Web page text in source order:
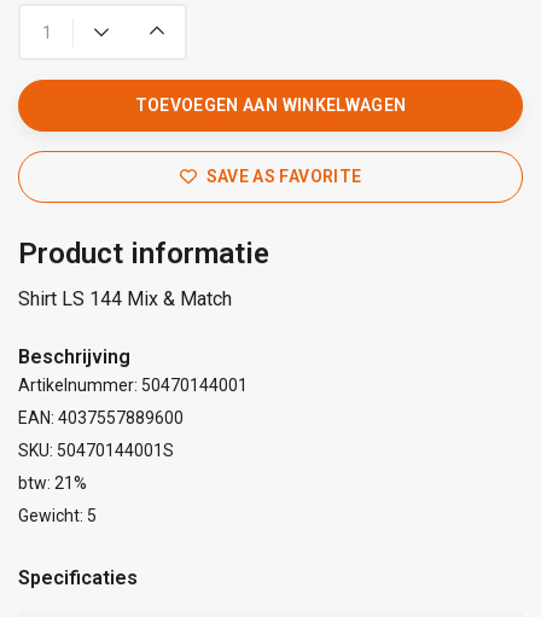
TOEVOEGEN AAN WINKELWAGEN
SAVE AS FAVORITE
Product informatie
Shirt LS 144 Mix & Match
Beschrijving
Artikelnummer: 50470144001
EAN: 4037557889600
SKU: 50470144001S
btw: 21%
Gewicht: 5
Specificaties